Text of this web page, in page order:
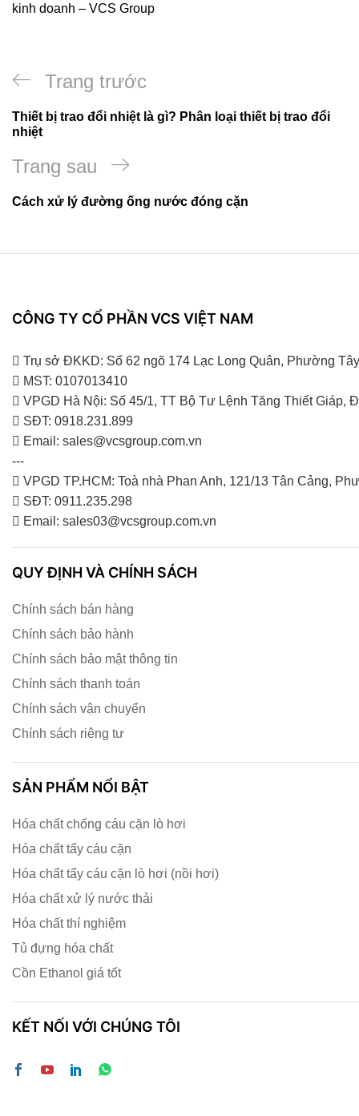
kinh doanh – VCS Group
Điều
hướng
bài
viết
Bài
viết
trước
Trang trước
Thiết bị trao đổi nhiệt là gì? Phân loại thiết bị trao đổi
nhiệt
Bài
tiếp
Trang sau
Cách xử lý đường ống nước đóng cặn
CÔNG TY CỔ PHẦN VCS VIỆT NAM
Trụ sở ĐKKD: Số 62 ngõ 174 Lạc Long Quân, Phường
MST: 0107013410
VPGD Hà Nội: Số 45/1, TT Bộ Tư Lệnh Tăng Thiết
SĐT: 0918.231.899
Email: sales@vcsgroup.com.vn
---
VPGD TP.HCM: Toà nhà Phan Anh, 121/13 Tân Cảng,
SĐT: 0911.235.298
Email: sales03@vcsgroup.com.vn
QUY ĐỊNH VÀ CHÍNH SÁCH
Chính sách bán hàng
Chính sách bảo hành
Chính sách bảo mật thông tin
Chính sách thanh toán
Chính sách vận chuyển
Chính sách riêng tư
SẢN PHẨM NỔI BẬT
Hóa chất chống cáu cặn lò hơi
Hóa chất tẩy cáu cặn
Hóa chất tẩy cáu cặn lò hơi (nồi hơi)
Hóa chất xử lý nước thải
Hóa chất thí nghiệm
Tủ đựng hóa chất
Cồn Ethanol giá tốt
KẾT NỐI VỚI CHÚNG TÔI